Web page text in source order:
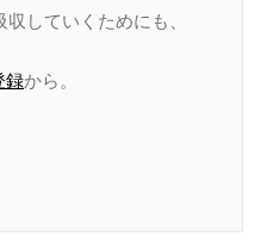
していくためにも、
録から。